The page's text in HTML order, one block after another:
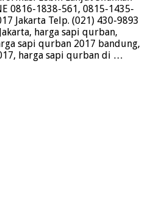
0816-1838-561, 0815-1435-
Jakarta Telp. (021) 430-9893
harga sapi qurban,
sapi qurban 2017 bandung,
harga sapi qurban di …